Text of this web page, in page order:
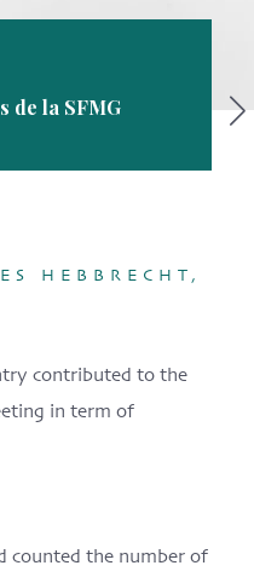
de la SFMG
HEBBRECHT,
contributed to the
in term of
counted the number of